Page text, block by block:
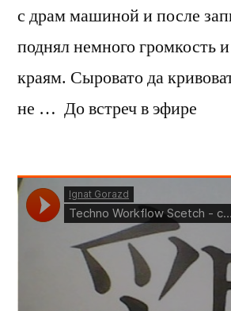
с драм машиной и после
поднял немного громкость
краям. Сыровато да
не … До встреч в эфире